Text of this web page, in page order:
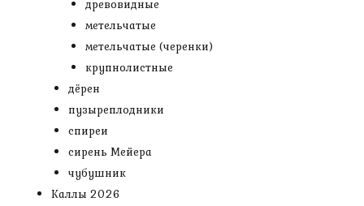
древовидные
метельчатые
метельчатые (черенки)
крупнолистные
дёрен
пузыреплодники
спиреи
сирень Мейера
чубушник
Каллы 2026